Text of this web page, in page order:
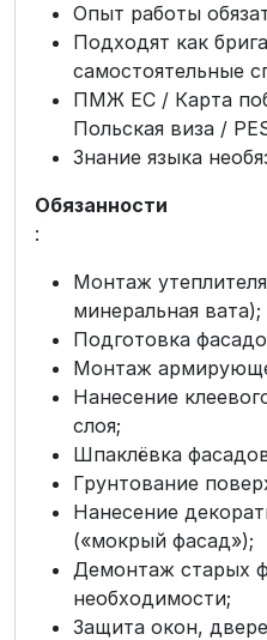
Опыт работы
Подходят как
самостоятельные
ПМЖ ЕС / Карта
Польская виза /
Знание языка
Обязанности
:
Монтаж
минеральная вата);
Подготовка
Монтаж
Нанесение
слоя;
Шпаклёвка
Грунтование
Нанесение
(«мокрый фасад»);
Демонтаж старых
необходимости;
Защита окон,